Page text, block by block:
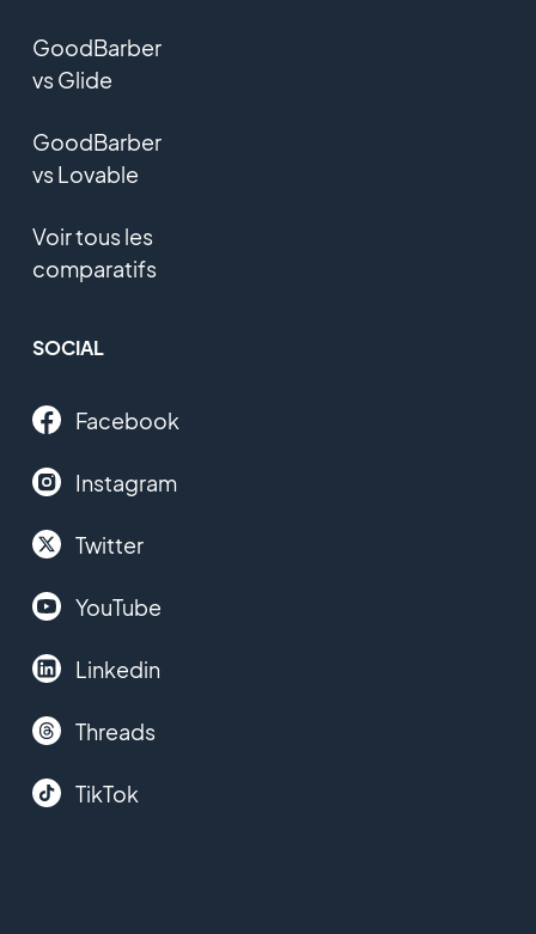
GoodBarber
vs Glide
GoodBarber
vs Lovable
Voir tous les
comparatifs
SOCIAL
Facebook
Instagram
Twitter
YouTube
Linkedin
Threads
TikTok